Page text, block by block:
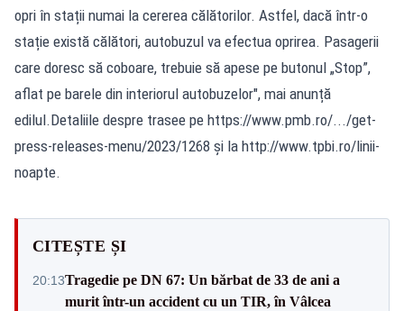
opri în stații numai la cererea călătorilor. Astfel, dacă într-o
stație există călători, autobuzul va efectua oprirea. Pasagerii
care doresc să coboare, trebuie să apese pe butonul „Stop”,
aflat pe barele din interiorul autobuzelor", mai anunță
edilul.Detaliile despre trasee pe https://www.pmb.ro/.../get-
press-releases-menu/2023/1268 și la http://www.tpbi.ro/linii-
noapte.
CITEȘTE ȘI
20:13Tragedie pe DN 67: Un bărbat de 33 de ani a
murit într-un accident cu un TIR, în Vâlcea